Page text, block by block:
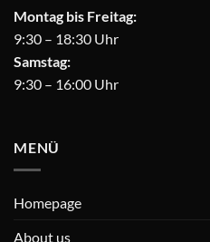
Montag bis Freitag:
9:30 – 18:30 Uhr
Samstag:
9:30 – 16:00 Uhr
MENÜ
Homepage
About us